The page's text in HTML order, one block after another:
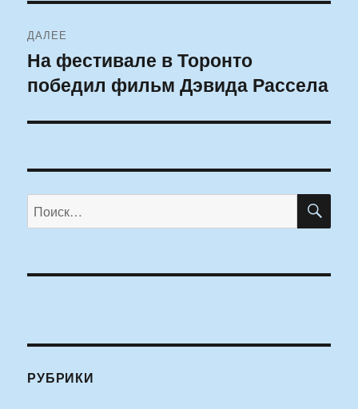
ДАЛЕЕ
Следующая
запись:
На фестивале в Торонто
победил фильм Дэвида Рассела
Искать:
РУБРИКИ